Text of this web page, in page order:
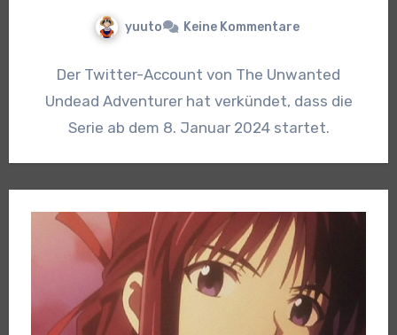
yuuto Keine Kommentare
Der Twitter-Account von The Unwanted
Undead Adventurer hat verkündet, dass die
Serie ab dem 8. Januar 2024 startet.